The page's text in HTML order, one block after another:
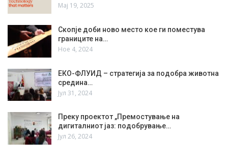
Мај 19, 2025
Скопје доби ново место кое ги поместува
границите на…
Ное 4, 2024
ЕКО-ФЛУИД – стратегија за подобра животна
средина…
Јул 31, 2024
Преку проектот „Премостување на
дигиталниот јаз: подобрување…
Јул 26, 2024